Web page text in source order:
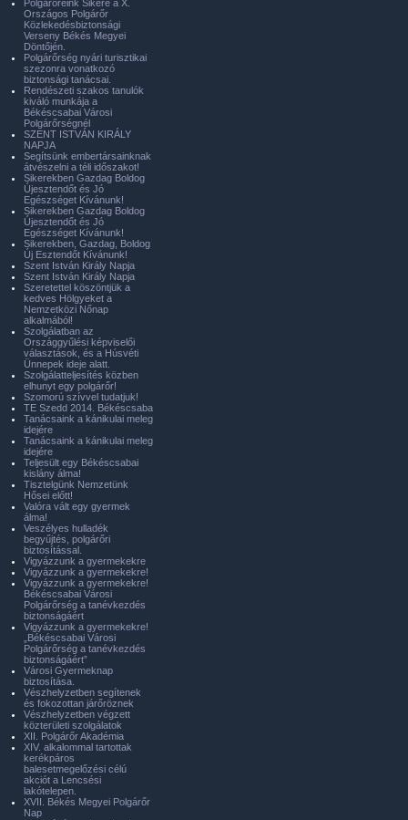
Polgárőreink Sikere a X.
Országos Polgárőr
Közlekedésbiztonsági
Verseny Békés Megyei
Döntőjén.
Polgárőrség nyári turisztikai
szezonra vonatkozó
biztonsági tanácsai.
Rendészeti szakos tanulók
kiváló munkája a
Békéscsabai Városi
Polgárőrségnél
SZENT ISTVÁN KIRÁLY
NAPJA
Segítsünk embertársainknak
átvészelni a téli időszakot!
Sikerekben Gazdag Boldog
Újesztendőt és Jó
Egészséget Kívánunk!
Sikerekben Gazdag Boldog
Újesztendőt és Jó
Egészséget Kívánunk!
Sikerekben, Gazdag, Boldog
Új Esztendőt Kívánunk!
Szent István Király Napja
Szent István Király Napja
Szeretettel köszöntjük a
kedves Hölgyeket a
Nemzetközi Nőnap
alkalmából!
Szolgálatban az
Országgyűlési képviselői
választások, és a Húsvéti
Ünnepek ideje alatt.
Szolgálatteljesítés közben
elhunyt egy polgárőr!
Szomorú szívvel tudatjuk!
TE Szedd 2014. Békéscsaba
Tanácsaink a kánikulai meleg
idejére
Tanácsaink a kánikulai meleg
idejére
Teljesült egy Békéscsabai
kislány álma!
Tisztelgünk Nemzetünk
Hősei előtt!
Valóra vált egy gyermek
álma!
Veszélyes hulladék
begyűjtés, polgárőri
biztosítással.
Vigyázzunk a gyermekekre
Vigyázzunk a gyermekekre!
Vigyázzunk a gyermekekre!
Békéscsabai Városi
Polgárőrség a tanévkezdés
biztonságáért
Vigyázzunk a gyermekekre!
„Békéscsabai Városi
Polgárőrség a tanévkezdés
biztonságáért”
Városi Gyermeknap
biztosítása.
Vészhelyzetben segítenek
és fokozottan járőröznek
Vészhelyzetben végzett
közterületi szolgálatok
XII. Polgárőr Akadémia
XIV. alkalommal tartottak
kerékpáros
balesetmegelőzési célú
akciót a Lencsési
lakótelepen.
XVII. Békés Megyei Polgárőr
Nap